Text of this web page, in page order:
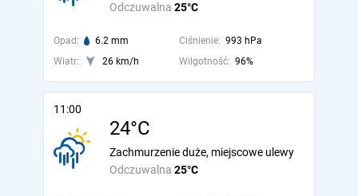
Odczuwalna 25°C
Opad: 6.2 mm Ciśnienie: 993 hPa
Wiatr:
26 km/h Wilgotność: 96%
11:00
24°C
Odczuwalna 25°C
Zachmurzenie duże, miejscowe ulewy